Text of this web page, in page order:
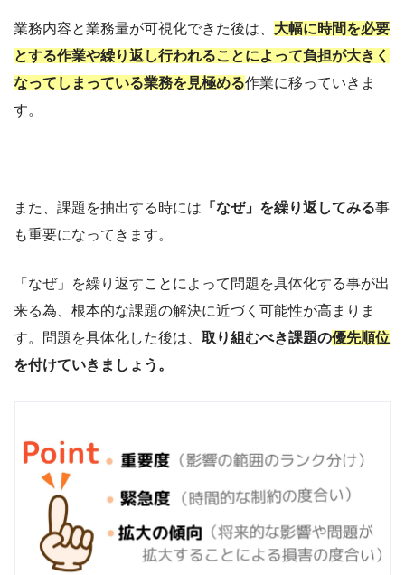
業務内容と業務量が可視化できた後は、 大幅に時間を必要
とする作業や繰り返し行われることによって負担が大きく
なってしまっている業務を見極める作業に移っていきま
す。
また、課題を抽出する時には 「なぜ」を繰り返してみる事
も重要になってきます。
「なぜ」を繰り返すことによって問題を具体化する事が出
来る為、根本的な課題の解決に近づく可能性が高まりま
す。問題を具体化した後は、 取り組むべき課題の優先順位
を付けていきましょう。